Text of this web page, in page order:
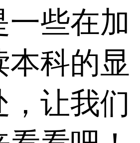
一些在加
本科的显
，让我们